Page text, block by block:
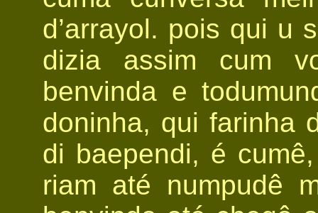
d’arrayol. pois qui u
dizia assim cum
benvinda e
doninha, qui farinha
di baependi, é
riam até numpudê